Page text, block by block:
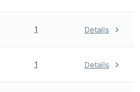
1 Details
1 Details